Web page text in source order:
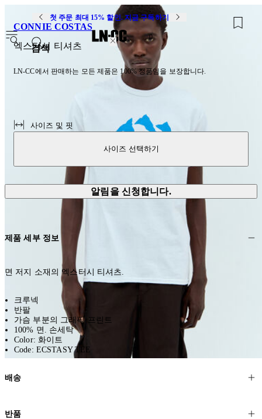
첫 주문 최대 15% 할인. 지금 구독하기
검색
0
CONNIE COSTAS
엑스터시 티셔츠
LN-CC에서 판매하는 모든 제품은 100% 정품임을 보장합니다.
사이즈 및 핏
사이즈 선택하기
알림을 신청합니다.
제품 세부 정보
면 저지 소재의 엑스터시 티셔츠.
크루넥
반팔
가슴 부분의 그래픽 프린트
100% 면. 손세탁
Color: 화이트
Code: ECSTASY TEE
배송
고객님의 위치에 따라 일반 배송과 익스프레스 배송을 제공합니다.
반품